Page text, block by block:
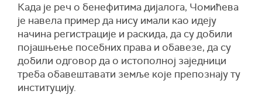
Када је реч о бенефитима дијалога, Чомићева
је навела пример да нису имали као идеју
начина регистрације и раскида, да су добили
појашњење посебних права и обавезе, да су
добили одговор да о истополној заједници
треба обавештавати земље које препознају ту
институцију.